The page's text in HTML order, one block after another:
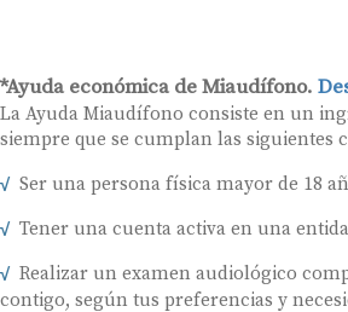
*Ayuda económica de Miaudífono.
La Ayuda Miaudífono consiste en un
siempre que se cumplan las siguientes
Ser una persona física mayor de 18
Tener una cuenta activa en una
Realizar un examen audiológico
contigo, según tus preferencias y